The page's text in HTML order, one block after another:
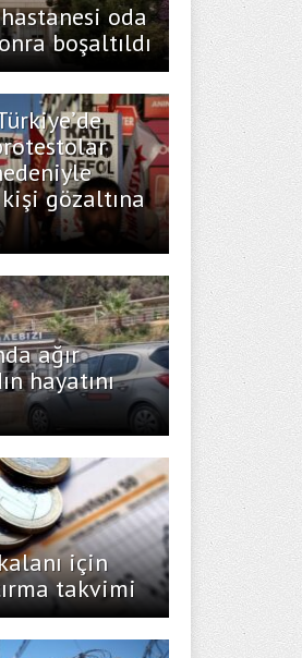
oda
boşaltıldı
gözaltına
ağır
hayatını
için
takvimi